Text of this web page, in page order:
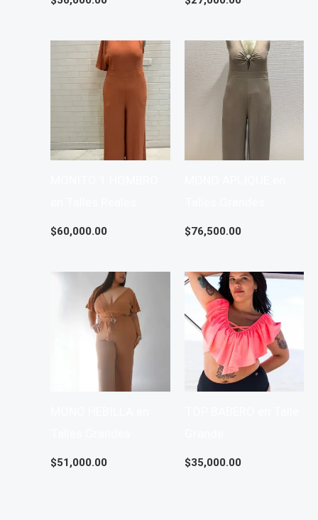
$60,000.00 $76,500.00
$51,000.00 $35,000.00